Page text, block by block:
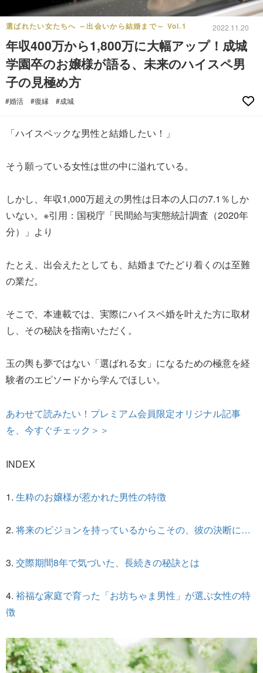
選ばれたい女たちへ ～出会いから結婚まで～ Vol.1 2022.11.20
年収400万から1,800万に大幅アップ！成城
学園卒のお嬢様が語る、未来のハイスペ男
子の見極め方
#婚活 #復縁 #成城
「ハイスペックな男性と結婚したい！」
そう願っている女性は世の中に溢れている。
しかし、年収1,000万超えの男性は日本の人口の7.1％しか
いない。※引用：国税庁「民間給与実態統計調査（2020年
分）」より
たとえ、出会えたとしても、結婚までたどり着くのは至難
の業だ。
そこで、本連載では、実際にハイスペ婚を叶えた方に取材
し、その秘訣を指南いただく。
玉の輿も夢ではない「選ばれる女」になるための極意を経
験者のエピソードから学んでほしい。
あわせて読みたい！プレミアム会員限定オリジナル記事
を、今すぐチェック＞＞
INDEX
1. 生粋のお嬢様が惹かれた男性の特徴
2. 将来のビジョンを持っているからこその、彼の決断に…
3. 交際期間8年で気づいた、長続きの秘訣とは
4. 裕福な家庭で育った「お坊ちゃま男性」が選ぶ女性の特
徴